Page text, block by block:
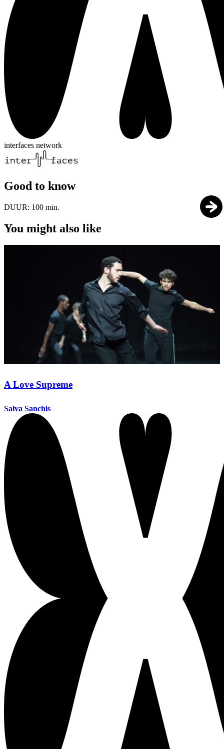
interfaces network
Good to know
DUUR: 100 min.
You might also like
A Love Supreme
Salva Sanchis